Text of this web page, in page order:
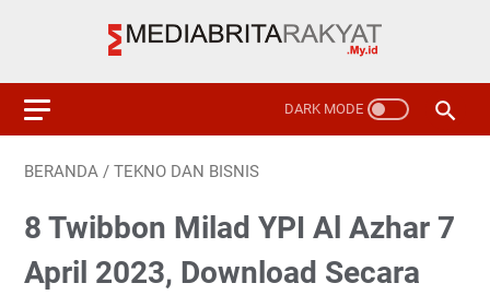
BERANDA / TEKNO DAN BISNIS
8 Twibbon Milad YPI Al Azhar 7
April 2023, Download Secara